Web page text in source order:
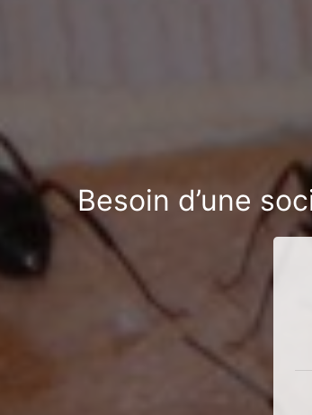
Besoin d’une